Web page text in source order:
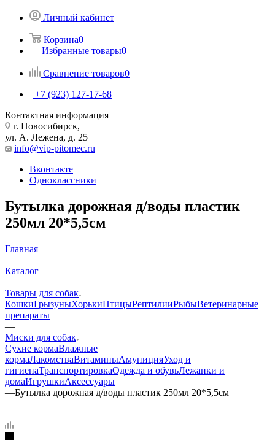
Личный кабинет
Корзина0
Избранные товары0
Сравнение товаров0
+7 (923) 127-17-68
Контактная информация
г. Новосибирск,
ул. А. Лежена, д. 25
info@vip-pitomec.ru
Вконтакте
Одноклассники
Бутылка дорожная д/воды пластик
250мл 20*5,5см
Главная
—
Каталог
—
Товары для собак
КошкиГрызуныХорькиПтицыРептилииРыбыВетеринарные
препараты
—
Миски для собак
Сухие кормаВлажные
кормаЛакомстваВитаминыАмуницияУход и
гигиенаТранспортировкаОдежда и обувьЛежанки и
домаИгрушкиАксессуары
—Бутылка дорожная д/воды пластик 250мл 20*5,5см